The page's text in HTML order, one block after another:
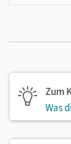
Zum
Was